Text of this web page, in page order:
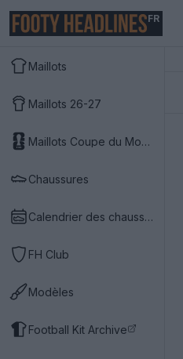
FR
Maillots
Maillots 26-27
Maillots Coupe du Monde 2026
Chaussures
Calendrier des chaussures
FH Club
Modèles
Football Kit Archive